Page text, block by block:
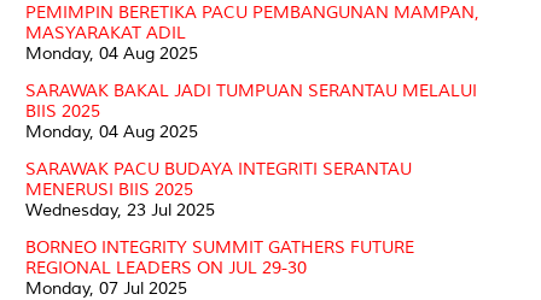
PEMIMPIN BERETIKA PACU PEMBANGUNAN MAMPAN,
MASYARAKAT ADIL
Monday, 04 Aug 2025
SARAWAK BAKAL JADI TUMPUAN SERANTAU MELALUI
BIIS 2025
Monday, 04 Aug 2025
SARAWAK PACU BUDAYA INTEGRITI SERANTAU
MENERUSI BIIS 2025
Wednesday, 23 Jul 2025
BORNEO INTEGRITY SUMMIT GATHERS FUTURE
REGIONAL LEADERS ON JUL 29-30
Monday, 07 Jul 2025